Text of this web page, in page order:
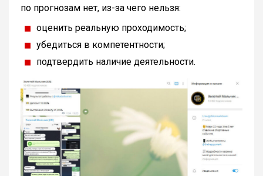
по прогнозам нет, из-за чего нельзя:
оценить реальную проходимость;
убедиться в компетентности;
подтвердить наличие деятельности.